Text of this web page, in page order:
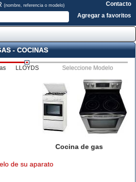
(nombre, referencia o modelo)
Contacto
Agregar a favoritos
- COCINAS
LLOYDS Seleccione Modelo
Cocina de gas
de su aparato